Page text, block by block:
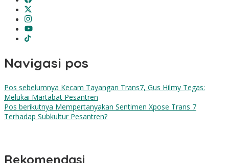
Navigasi pos
Pos sebelumnya Kecam Tayangan Trans7, Gus Hilmy Tegas:
Melukai Martabat Pesantren
Pos berikutnya Mempertanyakan Sentimen Xpose Trans 7
Terhadap Subkultur Pesantren?
Rekomendasi